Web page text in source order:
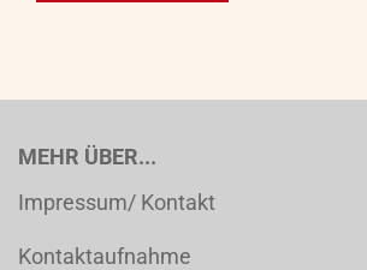
MEHR ÜBER...
Impressum/ Kontakt
Kontaktaufnahme